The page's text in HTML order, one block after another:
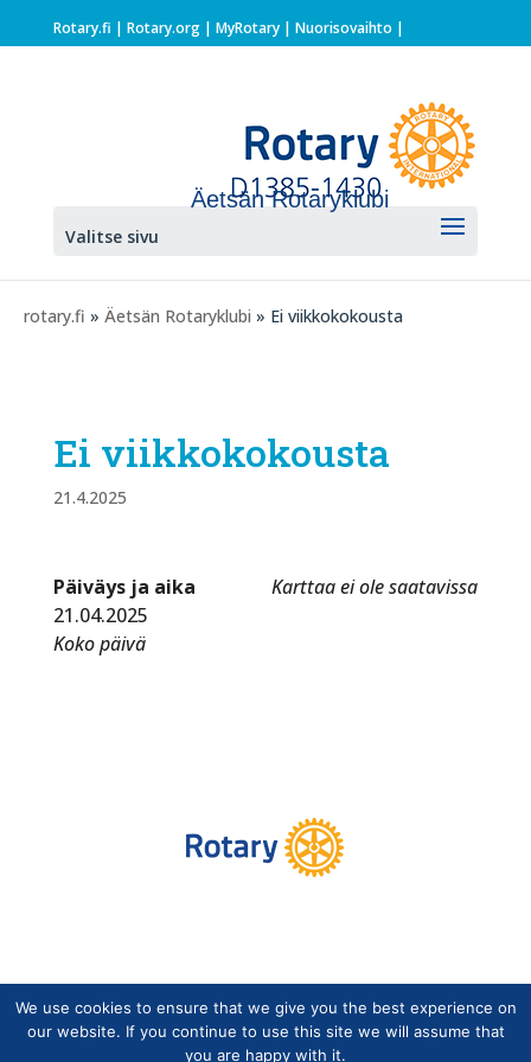
Rotary.fi | Rotary.org| MyRotary | Nuorisovaihto |
Äetsän Rotaryklubi
Valitse sivu
rotary.fi » Äetsän Rotaryklubi » Ei viikkokokousta
Ei viikkokokousta
21.4.2025
Karttaa ei ole saatavissa
Päiväys ja aika
21.04.2025
Koko päivä
Copyright © Suomen Rotarypalvelu ry 2026 |
Jäsentietojärjestelmän tietosuojaseloste|Henkilötietojen
We use cookies to ensure that we give you the best experience on
our website. If you continue to use this site we will assume that
you are happy with it.